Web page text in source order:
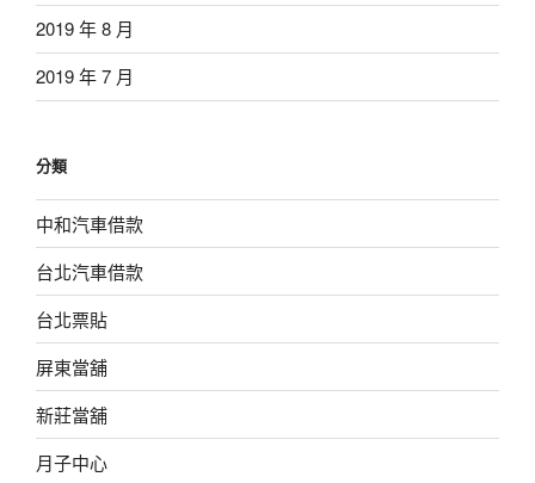
2019 年 8 月
2019 年 7 月
分類
中和汽車借款
台北汽車借款
台北票貼
屏東當舖
新莊當舖
月子中心